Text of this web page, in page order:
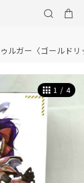
ルガー〈ゴールドリ
1 / 4